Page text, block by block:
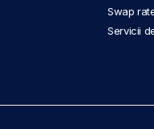
Swap
Servicii